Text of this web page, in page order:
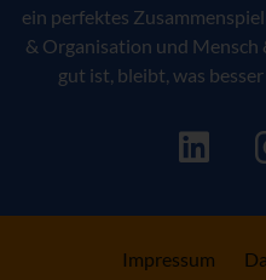
ein perfektes
& Organisation und
gut ist, bleibt, was
Impressum